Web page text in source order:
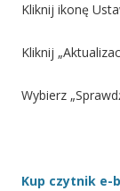
Kliknij ikonę
Kliknij
Wybierz
Kup czytnik e-